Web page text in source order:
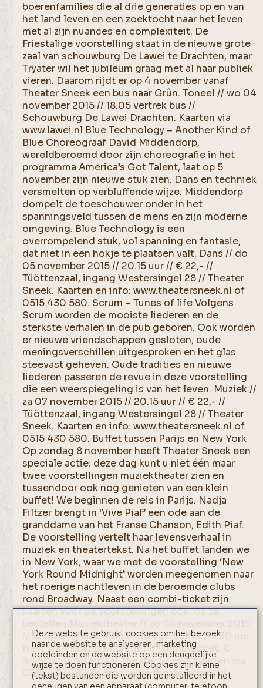
boerenfamilies die al drie generaties op en van
het land leven en een zoektocht naar het leven
met al zijn nuances en complexiteit. De
Friestalige voorstelling staat in de nieuwe grote
zaal van schouwburg De Lawei te Drachten, maar
Tryater wil het jubileum graag met al haar publiek
vieren. Daarom rijdt er op 4 november vanaf
Theater Sneek een bus naar Grûn. Toneel // wo 04
november 2015 // 18.05 vertrek bus //
Schouwburg De Lawei Drachten. Kaarten via
www.lawei.nl Blue Technology – Another Kind of
Blue Choreograaf David Middendorp,
wereldberoemd door zijn choreografie in het
programma America’s Got Talent, laat op 5
november zijn nieuwe stuk zien. Dans en techniek
versmelten op verbluffende wijze. Middendorp
dompelt de toeschouwer onder in het
spanningsveld tussen de mens en zijn moderne
omgeving. Blue Technology is een
overrompelend stuk, vol spanning en fantasie,
dat niet in een hokje te plaatsen valt. Dans // do
05 november 2015 // 20.15 uur // € 22,- //
Tüöttenzaal, ingang Westersingel 28 // Theater
Sneek. Kaarten en info: www.theatersneek.nl of
0515 430 580. Scrum – Tunes of life Volgens
Scrum worden de mooiste liederen en de
sterkste verhalen in de pub geboren. Ook worden
er nieuwe vriendschappen gesloten, oude
meningsverschillen uitgesproken en het glas
steevast geheven. Oude tradities en nieuwe
liederen passeren de revue in deze voorstelling
die een weerspiegeling is van het leven. Muziek //
za 07 november 2015 // 20.15 uur // € 22,- //
Tüöttenzaal, ingang Westersingel 28 // Theater
Sneek. Kaarten en info: www.theatersneek.nl of
0515 430 580. Buffet tussen Parijs en New York
Op zondag 8 november heeft Theater Sneek een
speciale actie: deze dag kunt u niet één maar
twee voorstellingen muziektheater zien en
tussendoor ook nog genieten van een klein
buffet! We beginnen de reis in Parijs. Nadja
Filtzer brengt in ‘Vive Piaf’ een ode aan de
granddame van het Franse Chanson, Edith Piaf.
De voorstelling vertelt haar levensverhaal in
muziek en theatertekst. Na het buffet landen we
in New York, waar we met de voorstelling ‘New
York Round Midnight’ worden meegenomen naar
het roerige nachtleven in de beroemde clubs
rond Broadway. Naast een combi-ticket zijn
kaarten voor de voorstellingen ook los te
// 16.00 uur: Vive Piaf, 17.30 uur: Buffet, 19.30 uur:
New York Round Midnight // Combiticket: €
44,50 // Tüöttenzaal Theater Sneek. Kaarten via
0515 430 580 en info: www.theatersneek.nl.
Deze website gebruikt cookies om het bezoek
naar de website te analyseren, marketing
doeleinden en de website op een deugdelijke
wijze te doen functioneren. Cookies zijn kleine
(tekst) bestanden die worden geïnstalleerd in het